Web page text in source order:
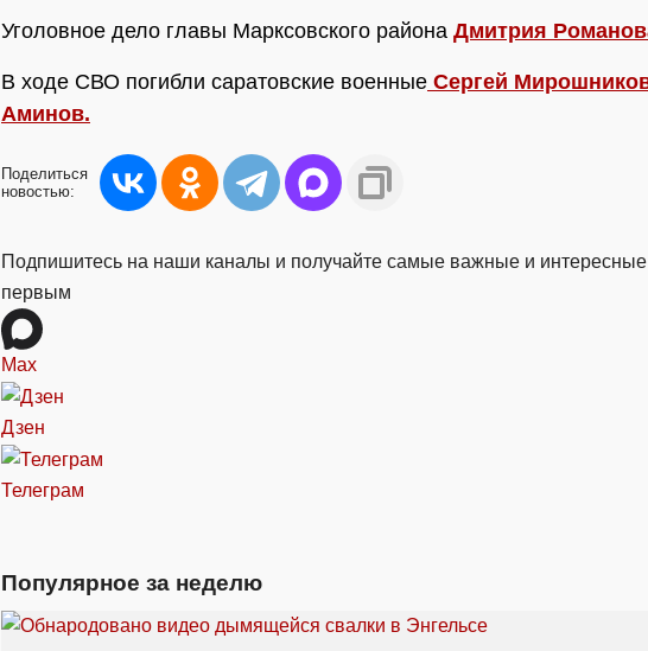
Уголовное дело главы Марксовского района Дмитрия
В ходе СВО погибли саратовские военные Сергей
Аминов.
Поделиться
новостью:
Подпишитесь на наши каналы и получайте самые важные и интересные
первым
Max
Дзен
Телеграм
Популярное за неделю